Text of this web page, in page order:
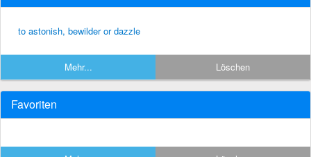
to astonish, bewilder or dazzle
Mehr... Löschen
Favoriten